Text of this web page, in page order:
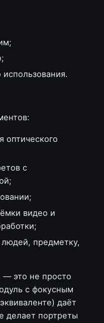
оптического
с
видео и
предметку,
— это не просто
с фокусным
даёт
делает портреты